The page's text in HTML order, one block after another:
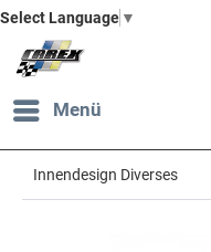
Select Language ▼
Menü
Innendesign Diverses